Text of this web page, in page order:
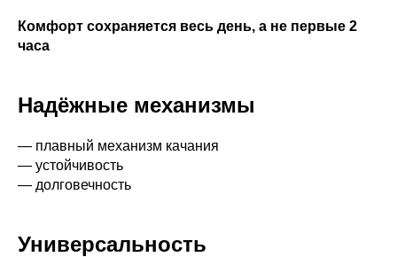
Комфорт сохраняется весь день, а не первые 2
часа
Надёжные механизмы
— плавный механизм качания
— устойчивость
— долговечность
Универсальность